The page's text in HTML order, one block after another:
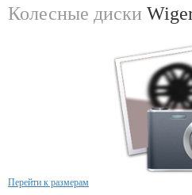
Колесные диски
Перейти к размерам